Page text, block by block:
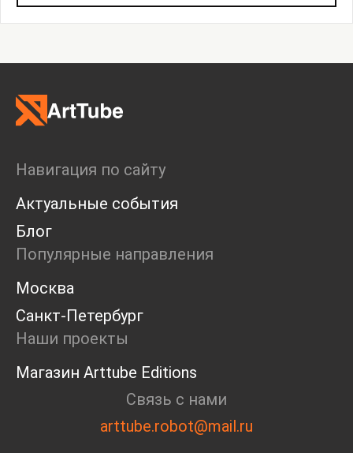
Дискуссия
Пост-релиз
Пресс-конференция
Ярмарка
Open call
Экскурсия
Дискуссия
Cosmoscow 2024
Blazar 2024
Встречи
Круглый стол
Навигация по сайту
Актуальные события
Блог
Популярные направления
Москва
Санкт-Петербург
Наши проекты
Магазин Arttube Editions
Связь с нами
arttube.robot@mail.ru